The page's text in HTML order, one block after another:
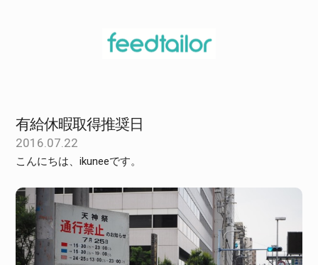
有給休暇取得推奨日
2016.07.22
こんにちは、ikuneeです。